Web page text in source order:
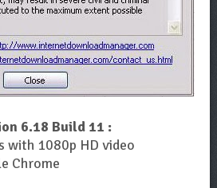
6.18 Build 11 :
with 1080p HD video
Chrome